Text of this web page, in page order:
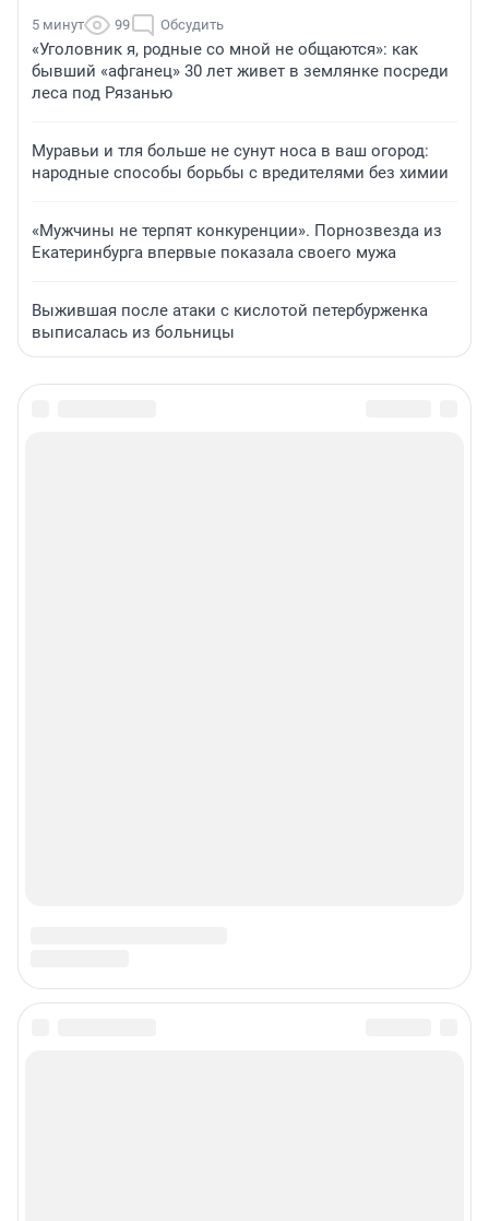
5 минут 99 Обсудить
«Уголовник я, родные со мной не общаются»: как
бывший «афганец» 30 лет живет в землянке посреди
леса под Рязанью
Муравьи и тля больше не сунут носа в ваш огород:
народные способы борьбы с вредителями без химии
«Мужчины не терпят конкуренции». Порнозвезда из
Екатеринбурга впервые показала своего мужа
Выжившая после атаки с кислотой петербурженка
выписалась из больницы